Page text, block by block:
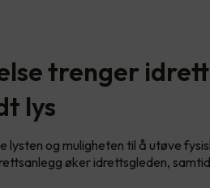
trenger
lys
lysten og muligheten til å utøve
øker idrettsgleden,